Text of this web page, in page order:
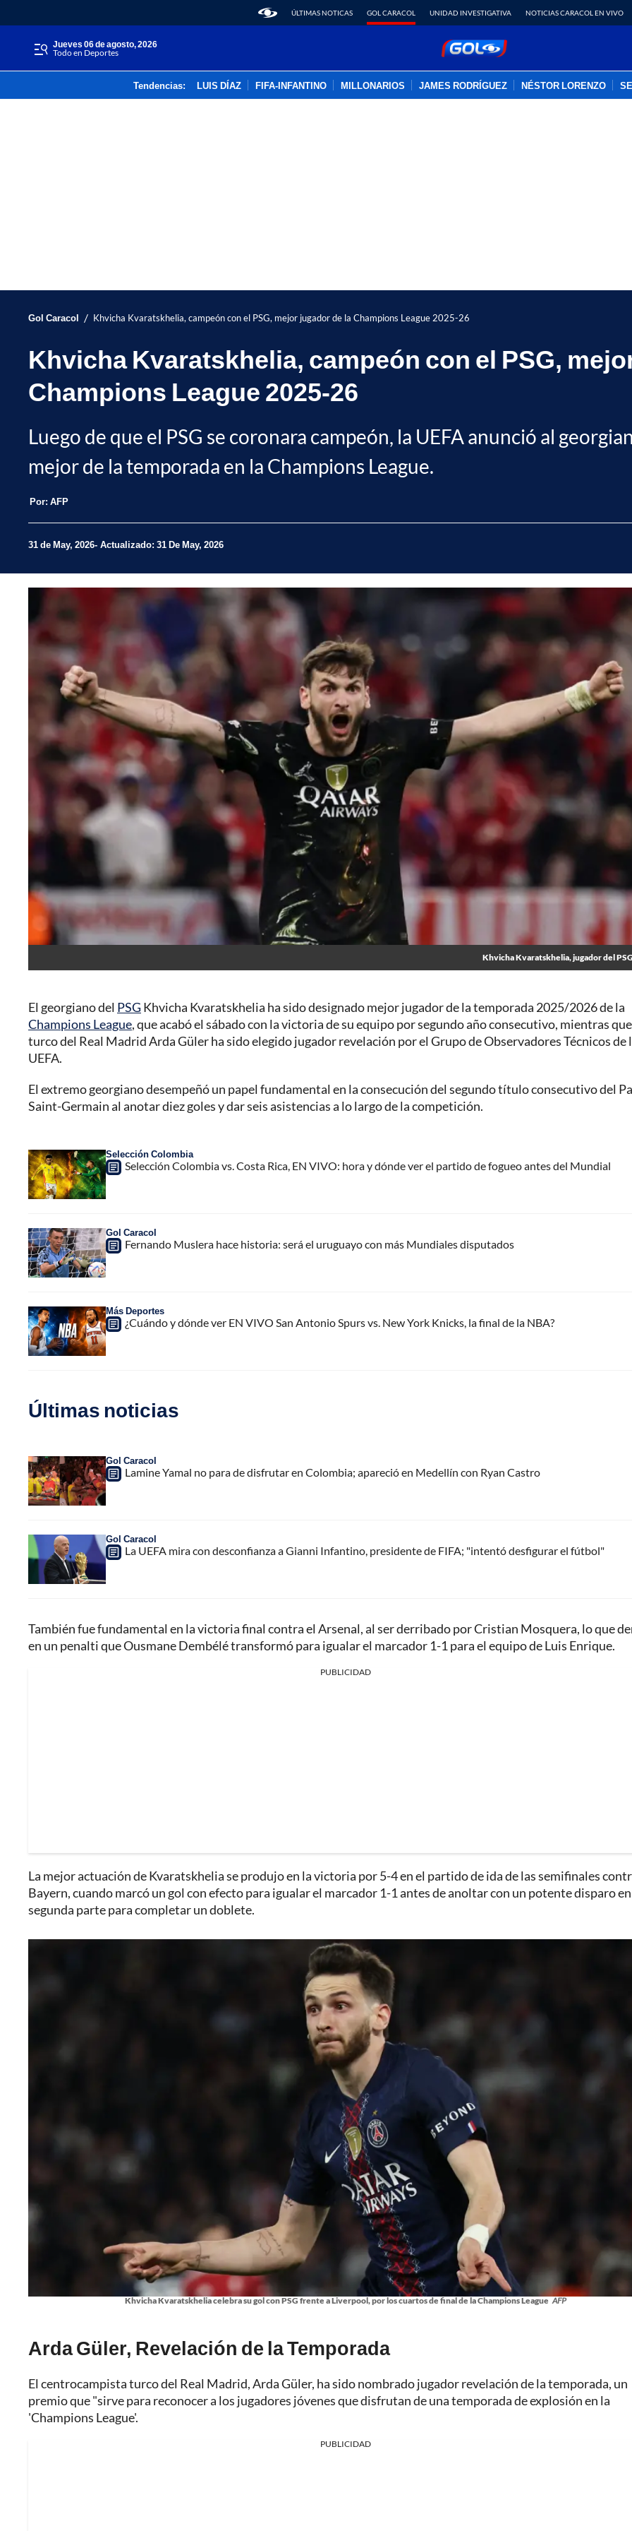
ÚLTIMAS NOTICAS GOL CARACOL UNIDAD INVESTIGATIVA NOTICIAS CARACOL EN VIVO
jueves 06 de agosto, 2026
Todo en Deportes
Tendencias: LUIS DÍAZ FIFA-INFANTINO MILLONARIOS JAMES RODRÍGUEZ NÉSTOR LORENZO
Gol Caracol / Khvicha Kvaratskhelia, campeón con el PSG, mejor jugador de la Champions League 2025-26
Khvicha Kvaratskhelia, campeón con el PSG,
Champions League 2025-26
Luego de que el PSG se coronara campeón, la UEFA anunció al
mejor de la temporada en la Champions League.
Por: AFP
31 de May, 2026 Actualizado: 31 De May, 2026
Khvicha Kvaratskhelia, jugador del
El georgiano del PSGKhvicha Kvaratskhelia ha sido designado mejor jugador de la temporada 2025/2026 de la
Champions League, que acabó el sábado con la victoria de su equipo por segundo año consecutivo, mientras
turco del Real Madrid Arda Güler ha sido elegido jugador revelación por el Grupo de Observadores Técnicos de
UEFA.
El extremo georgiano desempeñó un papel fundamental en la consecución del segundo título consecutivo del
Saint-Germain al anotar diez goles y dar seis asistencias a lo largo de la competición.
Selección Colombia
Selección Colombia vs. Costa Rica, EN VIVO: hora y dónde ver el partido de fogueo antes del Mundial
Gol Caracol
Fernando Muslera hace historia: será el uruguayo con más Mundiales disputados
Más Deportes
¿Cuándo y dónde ver EN VIVO San Antonio Spurs vs. New York Knicks, la final de la NBA?
Últimas noticias
Gol Caracol
Lamine Yamal no para de disfrutar en Colombia; apareció en Medellín con Ryan Castro
Gol Caracol
La UEFA mira con desconfianza a Gianni Infantino, presidente de FIFA; "intentó desfigurar el fútbol"
También fue fundamental en la victoria final contra el Arsenal, al ser derribado por Cristian Mosquera, lo que
en un penalti que Ousmane Dembélé transformó para igualar el marcador 1-1 para el equipo de Luis Enrique.
PUBLICIDAD
La mejor actuación de Kvaratskhelia se produjo en la victoria por 5-4 en el partido de ida de las semifinales
Bayern, cuando marcó un gol con efecto para igualar el marcador 1-1 antes de anoltar con un potente disparo
segunda parte para completar un doblete.
Khvicha Kvaratskhelia celebra su gol con PSG frente a Liverpool, por los cuartos de final de la Champions League AFP
Arda Güler, Revelación de la Temporada
El centrocampista turco del Real Madrid, Arda Güler, ha sido nombrado jugador revelación de la temporada, un
premio que "sirve para reconocer a los jugadores jóvenes que disfrutan de una temporada de explosión en la
'Champions League'.
PUBLICIDAD